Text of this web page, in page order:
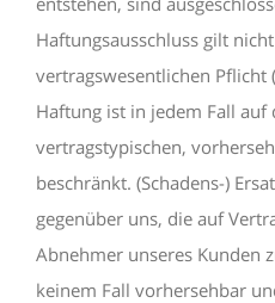
Haftungsausschluss gilt
vertragswesentlichen Pflicht
Haftung ist in jedem Fall auf
vertragstypischen,
beschränkt. (Schadens-)
gegenüber uns, die auf
Abnehmer unseres Kunden
keinem Fall vorhersehbar